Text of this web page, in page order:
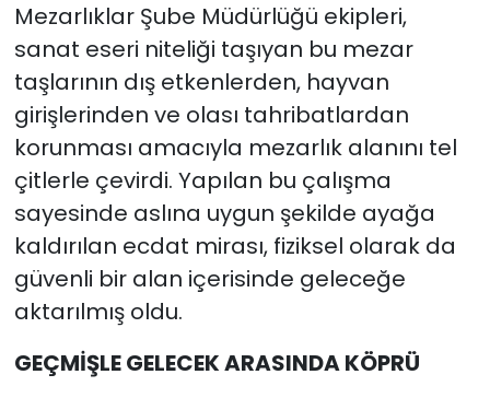
Mezarlıklar Şube Müdürlüğü ekipleri,
sanat eseri niteliği taşıyan bu mezar
taşlarının dış etkenlerden, hayvan
girişlerinden ve olası tahribatlardan
korunması amacıyla mezarlık alanını tel
çitlerle çevirdi. Yapılan bu çalışma
sayesinde aslına uygun şekilde ayağa
kaldırılan ecdat mirası, fiziksel olarak da
güvenli bir alan içerisinde geleceğe
aktarılmış oldu.
GEÇMİŞLE GELECEK ARASINDA KÖPRÜ